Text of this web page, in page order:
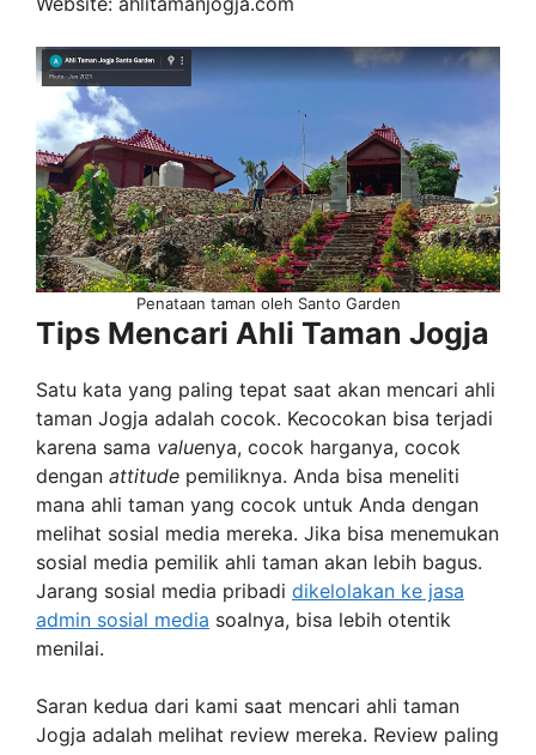
Penataan taman oleh Santo Garden
Tips Mencari Ahli Taman Jogja
Satu kata yang paling tepat saat akan mencari ahli
taman Jogja adalah cocok. Kecocokan bisa terjadi
karena sama valuenya, cocok harganya, cocok
dengan attitude pemiliknya. Anda bisa meneliti
mana ahli taman yang cocok untuk Anda dengan
melihat sosial media mereka. Jika bisa menemukan
sosial media pemilik ahli taman akan lebih bagus.
Jarang sosial media pribadi dikelolakan ke jasa
admin sosial media soalnya, bisa lebih otentik
menilai.
Saran kedua dari kami saat mencari ahli taman
Jogja adalah melihat review mereka. Review paling